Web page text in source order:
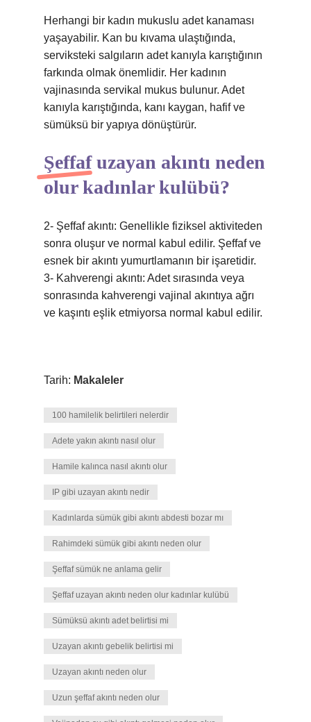
Herhangi bir kadın mukuslu adet kanaması
yaşayabilir. Kan bu kıvama ulaştığında,
serviksteki salgıların adet kanıyla karıştığının
farkında olmak önemlidir. Her kadının
vajinasında servikal mukus bulunur. Adet
kanıyla karıştığında, kanı kaygan, hafif ve
sümüksü bir yapıya dönüştürür.
Şeffaf uzayan akıntı neden
olur kadınlar kulübü?
2- Şeffaf akıntı: Genellikle fiziksel aktiviteden
sonra oluşur ve normal kabul edilir. Şeffaf ve
esnek bir akıntı yumurtlamanın bir işaretidir.
3- Kahverengi akıntı: Adet sırasında veya
sonrasında kahverengi vajinal akıntıya ağrı
ve kaşıntı eşlik etmiyorsa normal kabul edilir.
Tarih: Makaleler
100 hamilelik belirtileri nelerdir
Adete yakın akıntı nasıl olur
Hamile kalınca nasıl akıntı olur
IP gibi uzayan akıntı nedir
Kadınlarda sümük gibi akıntı abdesti bozar mı
Rahimdeki sümük gibi akıntı neden olur
Şeffaf sümük ne anlama gelir
Şeffaf uzayan akıntı neden olur kadınlar kulübü
Sümüksü akıntı adet belirtisi mi
Uzayan akıntı gebelik belirtisi mi
Uzayan akıntı neden olur
Uzun şeffaf akıntı neden olur